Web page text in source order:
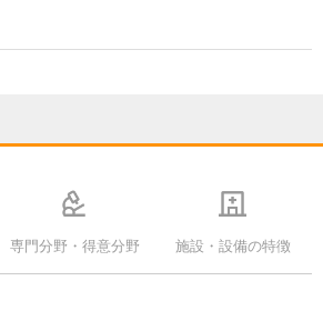
専門分野・得意分野 施設・設備の特徴